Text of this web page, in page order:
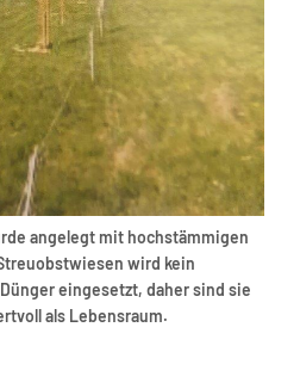
angelegt mit hochstämmigen
wird kein
eingesetzt, daher sind sie
als Lebensraum.